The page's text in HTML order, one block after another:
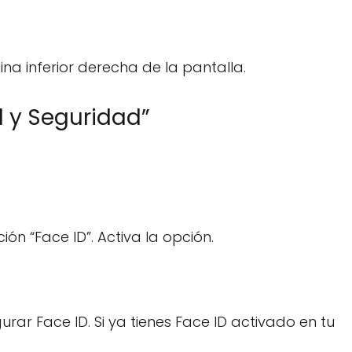
inferior derecha de la pantalla.
y Seguridad”
“Face ID”. Activa la opción.
Face ID. Si ya tienes Face ID activado en tu